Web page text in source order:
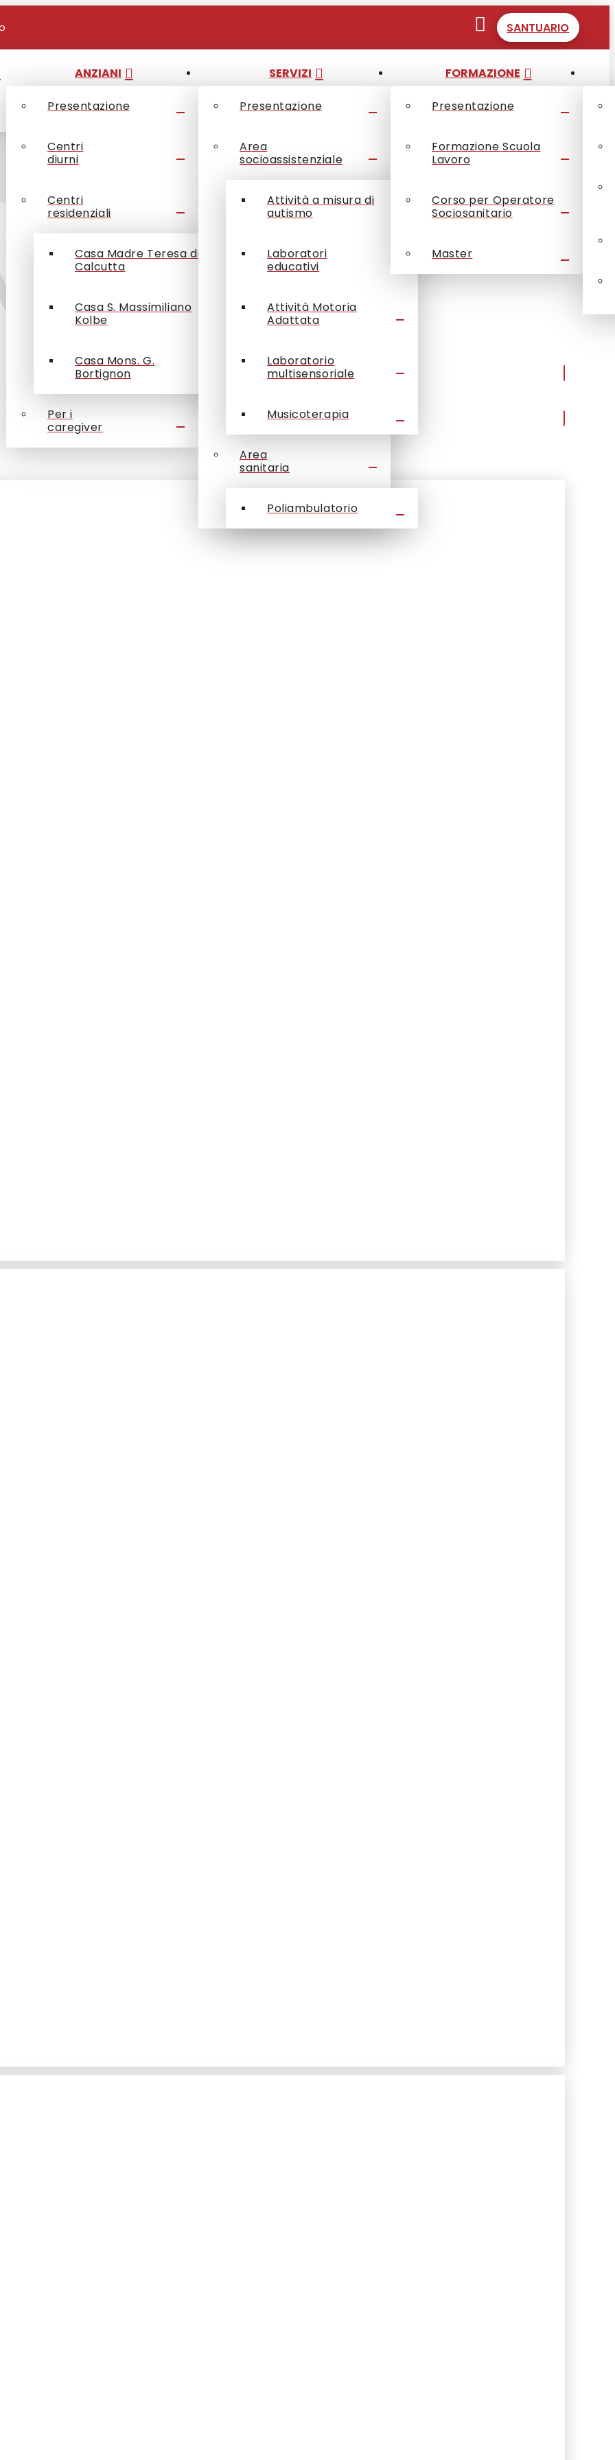
SANTUARIO
ANZIANI
Presentazione
Centri
diurni
Centri
residenziali
Casa Madre Teresa di
Calcutta
Casa S. Massimiliano
Kolbe
Casa Mons. G.
Bortignon
Per i
caregiver
SERVIZI
Presentazione
Area
socioassistenziale
Attività a misura di
autismo
Laboratori
educativi
Attività Motoria
Adattata
Laboratorio
multisensoriale
Musicoterapia
Area
sanitaria
Poliambulatorio
FORMAZIONE
Presentazione
Formazione Scuola
Lavoro
Corso per Operatore
Sociosanitario
Master
Tutte le news